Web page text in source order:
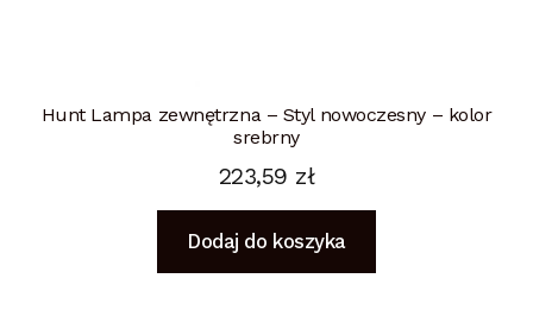
Hunt Lampa zewnętrzna – Styl nowoczesny – kolor
srebrny
223,59 zł
Dodaj do koszyka